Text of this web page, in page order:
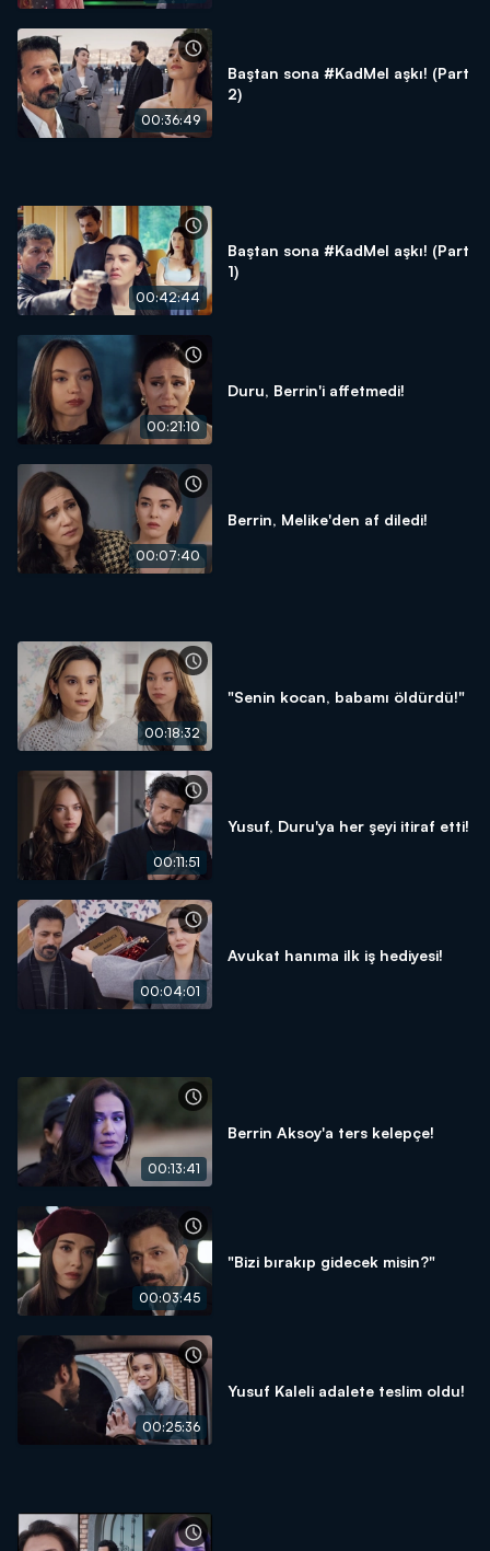
00:36:49
Baştan sona #KadMel aşkı! (Part
2)
00:42:44
Baştan sona #KadMel aşkı! (Part
1)
00:21:10
Duru, Berrin'i affetmedi!
00:07:40
Berrin, Melike'den af diledi!
00:18:32
"Senin kocan, babamı öldürdü!"
00:11:51
Yusuf, Duru'ya her şeyi itiraf etti!
00:04:01
Avukat hanıma ilk iş hediyesi!
00:13:41
Berrin Aksoy'a ters kelepçe!
00:03:45
"Bizi bırakıp gidecek misin?"
00:25:36
Yusuf Kaleli adalete teslim oldu!